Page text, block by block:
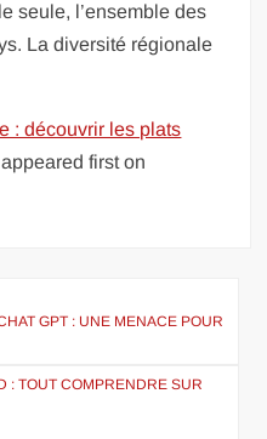
seule, l’ensemble des
La diversité régionale
: découvrir les plats
appeared first on
GPT : UNE MENACE POUR
: TOUT COMPRENDRE SUR